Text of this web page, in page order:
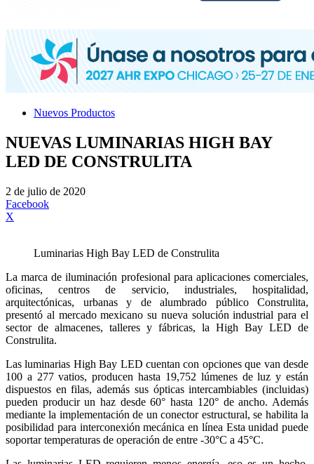
Nuevos Productos
NUEVAS LUMINARIAS HIGH BAY
LED DE CONSTRULITA
2 de julio de 2020
Facebook
X
Luminarias High Bay LED de Construlita
La marca de iluminación profesional para aplicaciones comerciales,
oficinas, centros de servicio, industriales, hospitalidad,
arquitectónicas, urbanas y de alumbrado público Construlita,
presentó al mercado mexicano su nueva solución industrial para el
sector de almacenes, talleres y fábricas, la High Bay LED de
Construlita.
Las luminarias High Bay LED cuentan con opciones que van desde
100 a 277 vatios, producen hasta 19,752 lúmenes de luz y están
dispuestos en filas, además sus ópticas intercambiables (incluidas)
pueden producir un haz desde 60° hasta 120° de ancho. Además
mediante la implementación de un conector estructural, se habilita la
posibilidad para interconexión mecánica en línea Esta unidad puede
soportar temperaturas de operación de entre -30°C a 45°C.